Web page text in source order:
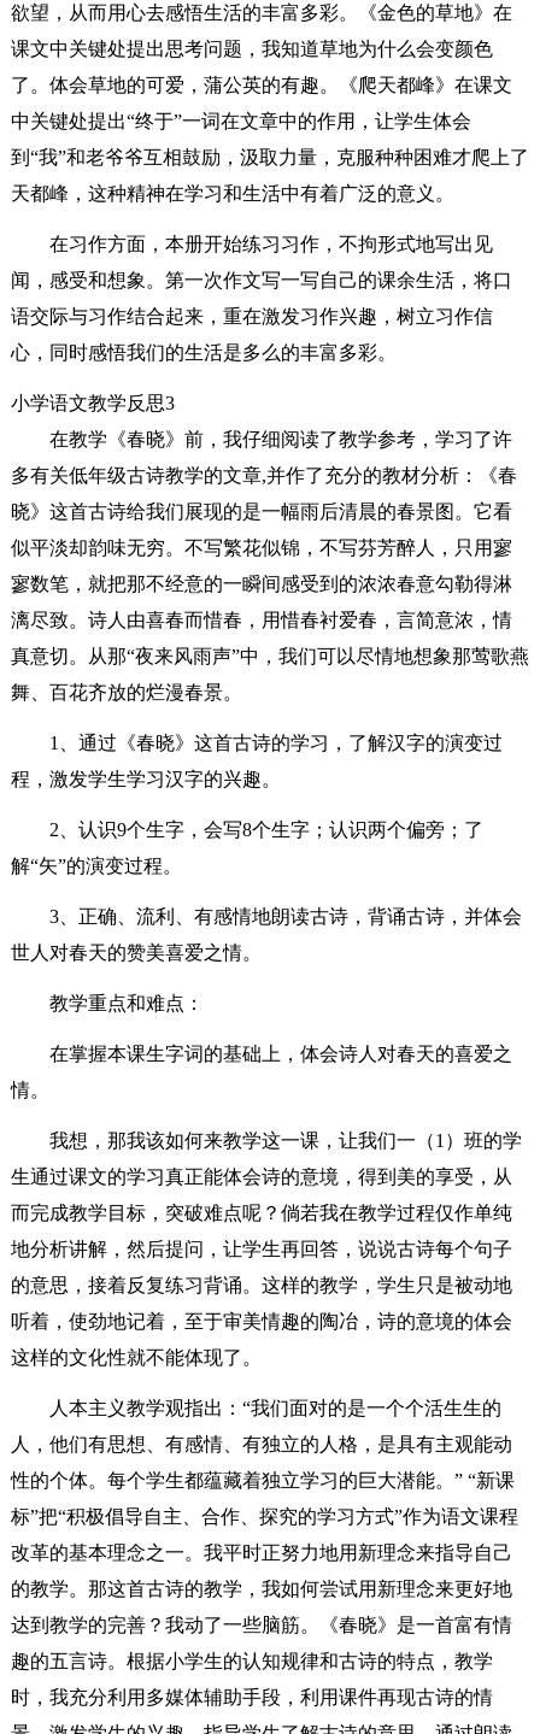
欲望，从而用心去感悟生活的丰富多彩。《金色的草地》在
课文中关键处提出思考问题，我知道草地为什么会变颜色
了。体会草地的可爱，蒲公英的有趣。《爬天都峰》在课文
中关键处提出“终于”一词在文章中的作用，让学生体会
到“我”和老爷爷互相鼓励，汲取力量，克服种种困难才爬上了
天都峰，这种精神在学习和生活中有着广泛的意义。
在习作方面，本册开始练习习作，不拘形式地写出见
闻，感受和想象。第一次作文写一写自己的课余生活，将口
语交际与习作结合起来，重在激发习作兴趣，树立习作信
心，同时感悟我们的生活是多么的丰富多彩。
小学语文教学反思3
在教学《春晓》前，我仔细阅读了教学参考，学习了许
多有关低年级古诗教学的文章,并作了充分的教材分析：《春
晓》这首古诗给我们展现的是一幅雨后清晨的春景图。它看
似平淡却韵味无穷。不写繁花似锦，不写芬芳醉人，只用寥
寥数笔，就把那不经意的一瞬间感受到的浓浓春意勾勒得淋
漓尽致。诗人由喜春而惜春，用惜春衬爱春，言简意浓，情
真意切。从那“夜来风雨声”中，我们可以尽情地想象那莺歌燕
舞、百花齐放的烂漫春景。
1、通过《春晓》这首古诗的学习，了解汉字的演变过
程，激发学生学习汉字的兴趣。
2、认识9个生字，会写8个生字；认识两个偏旁；了
解“矢”的演变过程。
3、正确、流利、有感情地朗读古诗，背诵古诗，并体会
世人对春天的赞美喜爱之情。
教学重点和难点：
在掌握本课生字词的基础上，体会诗人对春天的喜爱之
情。
我想，那我该如何来教学这一课，让我们一（1）班的学
生通过课文的学习真正能体会诗的意境，得到美的享受，从
而完成教学目标，突破难点呢？倘若我在教学过程仅作单纯
地分析讲解，然后提问，让学生再回答，说说古诗每个句子
的意思，接着反复练习背诵。这样的教学，学生只是被动地
听着，使劲地记着，至于审美情趣的陶冶，诗的意境的体会
这样的文化性就不能体现了。
人本主义教学观指出：“我们面对的是一个个活生生的
人，他们有思想、有感情、有独立的人格，是具有主观能动
性的个体。每个学生都蕴藏着独立学习的巨大潜能。” “新课
标”把“积极倡导自主、合作、探究的学习方式”作为语文课程
改革的基本理念之一。我平时正努力地用新理念来指导自己
的教学。那这首古诗的教学，我如何尝试用新理念来更好地
达到教学的完善？我动了一些脑筋。《春晓》是一首富有情
趣的五言诗。根据小学生的认知规律和古诗的特点，教学
时，我充分利用多媒体辅助手段，利用课件再现古诗的情